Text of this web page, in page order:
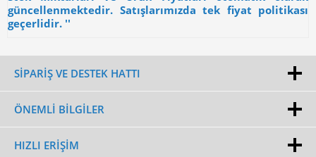
güncellenmektedir. Satışlarımızda tek fiyat politikası
geçerlidir. ''
SİPARİŞ VE DESTEK HATTI
ÖNEMLI BILGILER
HIZLI ERIŞIM